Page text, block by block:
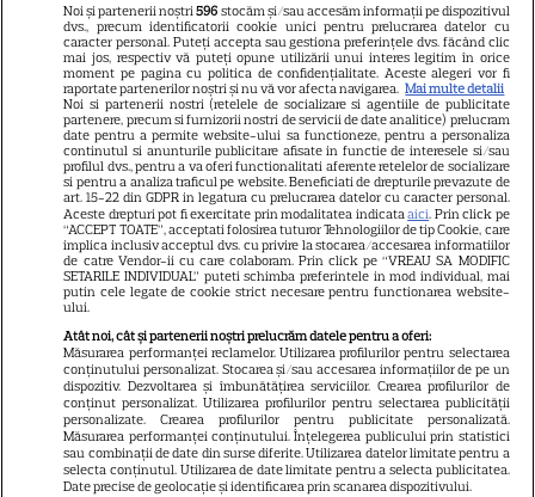
Libertatea
Libertatea pentru femei
GSP
Știri mondene
Avantaje
Elle
Unica
Retete practice
URMĂREȘTE-NE PE
Copyright2026Ringier Romania – Toate Drepturile rezervate
Noi și partenerii noștri596 stocăm și/sau accesăm informații pe dispozitivul
dvs., precum identificatorii cookie unici pentru prelucrarea datelor cu
caracter personal. Puteți accepta sau gestiona preferințele dvs. făcând clic
mai jos, respectiv vă puteți opune utilizării unui interes legitim în orice
moment pe pagina cu politica de confidențialitate. Aceste alegeri vor fi
raportate partenerilor noștri și nu vă vor afecta navigarea. Mai multe detalii
Noi si partenerii nostri (retelele de socializare si agentiile de publicitate
partenere, precum si furnizorii nostri de servicii de date analitice) prelucram
date pentru a permite website-ului sa functioneze, pentru a personaliza
continutul si anunturile publicitare afisate in functie de interesele si/sau
profilul dvs., pentru a va oferi functionalitati aferente retelelor de socializare
si pentru a analiza traficul pe website. Beneficiati de drepturile prevazute de
art. 15-22 din GDPR in legatura cu prelucrarea datelor cu caracter personal.
Aceste drepturi pot fi exercitate prin modalitatea indicataaici. Prin click pe
“ACCEPT TOATE”, acceptati folosirea tuturor Tehnologiilor de tip Cookie, care
implica inclusiv acceptul dvs. cu privire la stocarea/accesarea informatiilor
de catre Vendor-ii cu care colaboram. Prin click pe “VREAU SA MODIFIC
SETARILE INDIVIDUAL” puteti schimba preferintele in mod individual, mai
putin cele legate de cookie strict necesare pentru functionarea website-
ului.
Atât noi, cât și partenerii noștri prelucrăm datele pentru a oferi:
Măsurarea performanței reclamelor. Utilizarea profilurilor pentru selectarea
conținutului personalizat. Stocarea și/sau accesarea informațiilor de pe un
dispozitiv. Dezvoltarea și îmbunătățirea serviciilor. Crearea profilurilor de
conținut personalizat. Utilizarea profilurilor pentru selectarea publicității
personalizate. Crearea profilurilor pentru publicitate personalizată.
Măsurarea performanței conținutului. Înțelegerea publicului prin statistici
sau combinații de date din surse diferite. Utilizarea datelor limitate pentru a
selecta conținutul. Utilizarea de date limitate pentru a selecta publicitatea.
Date precise de geolocație și identificarea prin scanarea dispozitivului.